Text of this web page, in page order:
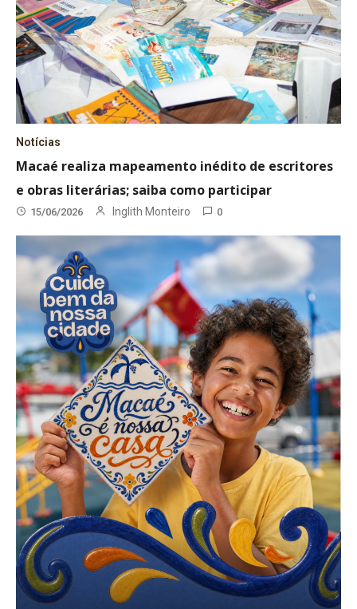
Notícias
Macaé realiza mapeamento inédito de escritores
e obras literárias; saiba como participar
15/06/2026 Inglith Monteiro 0